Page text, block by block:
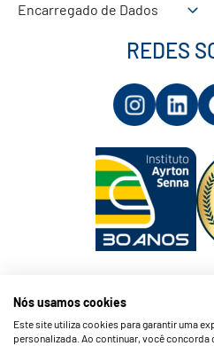
Encarregado de Dados
REDES
Nós usamos cookies
Este site utiliza cookies para garantir uma
personalizada. Ao continuar, você